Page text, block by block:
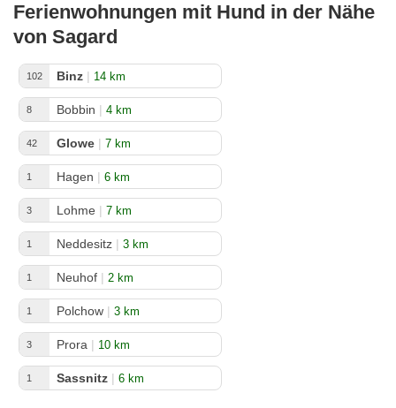
Ferienwohnungen mit Hund in der Nähe
von Sagard
102 Binz | 14 km
8 Bobbin | 4 km
42 Glowe | 7 km
1 Hagen | 6 km
3 Lohme | 7 km
1 Neddesitz | 3 km
1 Neuhof | 2 km
1 Polchow | 3 km
3 Prora | 10 km
1 Sassnitz | 6 km